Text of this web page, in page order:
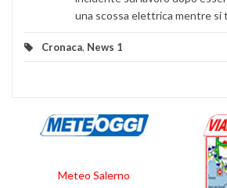
una scossa elettrica mentre si
Cronaca, News 1
Meteo Salerno